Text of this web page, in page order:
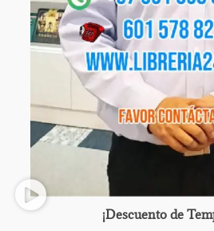
¡Descuento de